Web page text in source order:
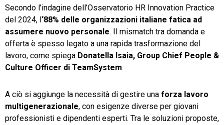
Secondo l’indagine dell’Osservatorio HR Innovation Practice
del 2024, l ‘88% delle organizzazioni italiane fatica ad
assumere nuovo personale. Il mismatch tra domanda e
offerta è spesso legato a una rapida trasformazione del
lavoro, come spiega Donatella Isaia, Group Chief People &
Culture Officer di TeamSystem.
A ciò si aggiunge la necessità di gestire una forza lavoro
multigenerazionale, con esigenze diverse per giovani
professionisti e dipendenti esperti. Tra le soluzioni proposte,